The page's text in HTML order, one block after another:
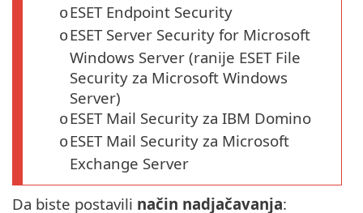
oESET Endpoint Security
oESET Server Security for Microsoft
Windows Server (ranije ESET File
Security za Microsoft Windows
Server)
oESET Mail Security za IBM Domino
oESET Mail Security za Microsoft
Exchange Server
Da biste postavili način nadjačavanja: